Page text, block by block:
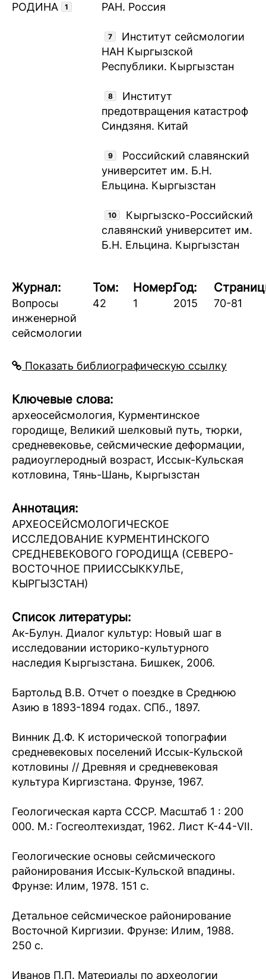
РОДИНА
1
РАН. Россия
7
Институт сейсмологии
НАН Кыргызской
Республики. Кыргызстан
8
Институт
предотвращения катастроф
Синдзяня. Китай
9
Российский славянский
университет им. Б.Н.
Ельцина. Кыргызстан
10
Кыргызско-Российский
славянский университет им.
Б.Н. Ельцина. Кыргызстан
Журнал:
Вопросы
инженерной
сейсмологии
Том:
42
Номер:
1
Год:
2015 70-81
Показать библиографическую ссылку
Ключевые слова:
археосейсмология, Курментинское
городище, Великий шелковый путь, тюрки,
средневековье, сейсмические деформации,
радиоуглеродный возраст, Иссык-Кульская
котловина, Тянь-Шань, Кыргызстан
Аннотация:
АРХЕОСЕЙСМОЛОГИЧЕСКОЕ
ИССЛЕДОВАНИЕ КУРМЕНТИНСКОГО
СРЕДНЕВЕКОВОГО ГОРОДИЩА (СЕВЕРО-
ВОСТОЧНОЕ ПРИИССЫККУЛЬЕ,
КЫРГЫЗСТАН)
Список литературы:
Ак-Булун. Диалог культур: Новый шаг в
исследовании историко-культурного
наследия Кыргызстана. Бишкек, 2006.
Бартольд В.В. Отчет о поездке в Среднюю
Азию в 1893-1894 годах. СПб., 1897.
Винник Д.Ф. К исторической топографии
средневековых поселений Иссык-Кульской
котловины // Древняя и средневековая
культура Киргизстана. Фрунзе, 1967.
Геологическая карта СССР. Масштаб 1 : 200
000. М.: Госгеолтехиздат, 1962. Лист К-44-VII.
Геологические основы сейсмического
районирования Иссык-Кульской впадины.
Фрунзе: Илим, 1978. 151 с.
Детальное сейсмическое районирование
Восточной Киргизии. Фрунзе: Илим, 1988.
250 с.
Иванов П.П. Материалы по археологии